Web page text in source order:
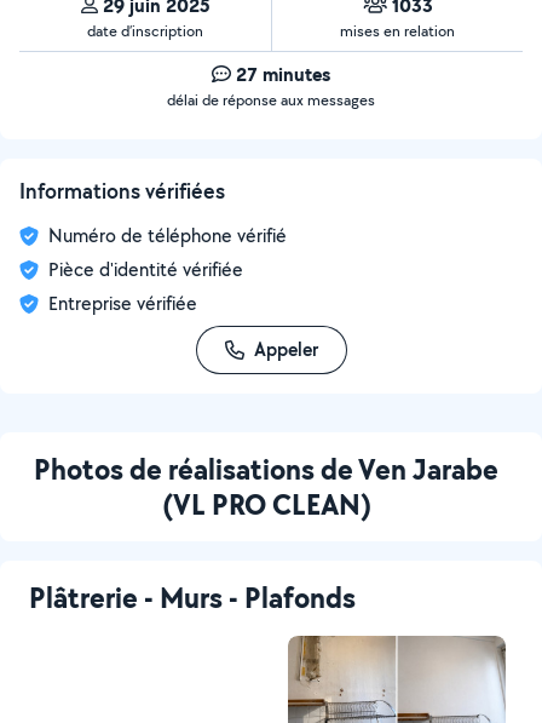
date d’inscription mises en relation
27 minutes
délai de réponse aux messages
Informations vérifiées
Numéro de téléphone vérifié
Pièce d'identité vérifiée
Entreprise vérifiée
Appeler
Photos de réalisations de Ven Jarabe
(VL PRO CLEAN)
Plâtrerie - Murs - Plafonds